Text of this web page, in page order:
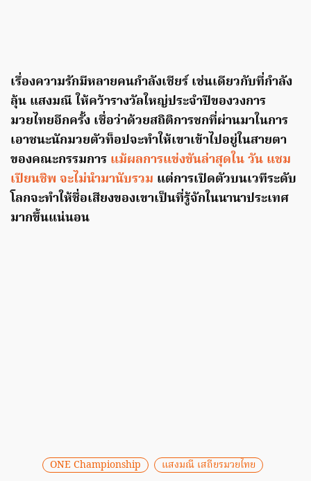
เรื่องความรักมีหลายคนกำลังเชียร์ เช่นเดียวกับที่กำลัง
ลุ้น แสงมณี ให้คว้ารางวัลใหญ่ประจำปีของวงการ
มวยไทยอีกครั้ง เชื่อว่าด้วยสถิติการชกที่ผ่านมาในการ
เอาชนะนักมวยตัวท็อปจะทำให้เขาเข้าไปอยู่ในสายตา
ของคณะกรรมการ แม้ผลการแข่งขันล่าสุดใน วัน แชม
เปียนชิพ จะไม่นำมานับรวม แต่การเปิดตัวบนเวทีระดับ
โลกจะทำให้ชื่อเสียงของเขาเป็นที่รู้จักในนานาประเทศ
มากขึ้นแน่นอน
ONE Championship แสงมณี เสถียรมวยไทย